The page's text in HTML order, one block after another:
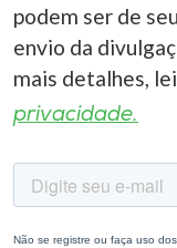
podem ser de
envio da
mais detalhes,
privacidade.